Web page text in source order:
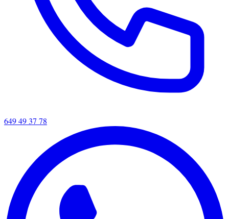
649 49 37 78